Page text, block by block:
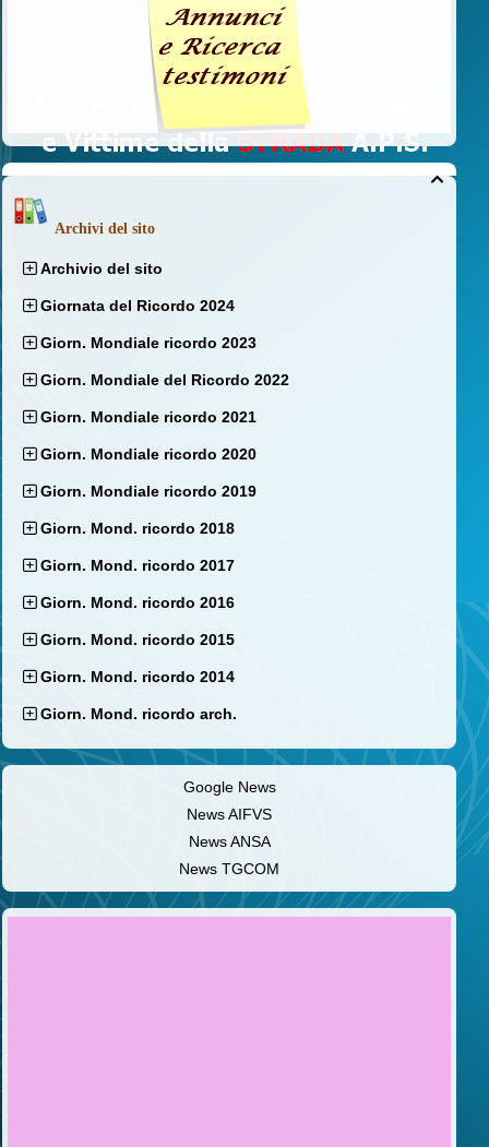

Archivi del sito
Archivio del sito
Giornata del Ricordo 2024
Giorn. Mondiale ricordo 2023
Giorn. Mondiale del Ricordo 2022
Giorn. Mondiale ricordo 2021
Giorn. Mondiale ricordo 2020
Giorn. Mondiale ricordo 2019
Giorn. Mond. ricordo 2018
Giorn. Mond. ricordo 2017
Giorn. Mond. ricordo 2016
Giorn. Mond. ricordo 2015
Giorn. Mond. ricordo 2014
Giorn. Mond. ricordo arch.
Google News
News AIFVS
News ANSA
News TGCOM